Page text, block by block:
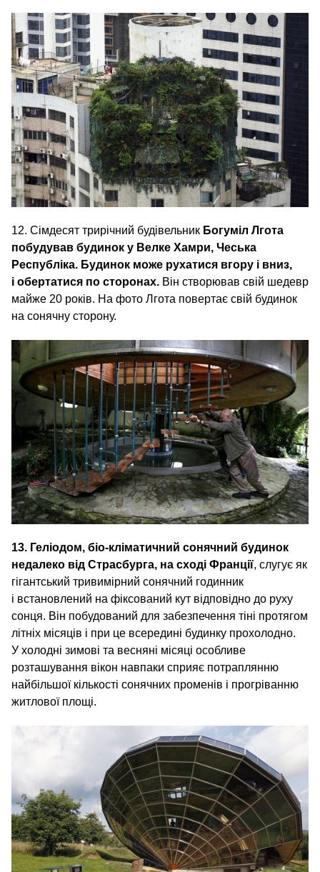
12. Сімдесят трирічний будівельник Богуміл Лгота
побудував будинок у Велке Хамри, Чеська
Республіка. Будинок може рухатися вгору і вниз,
і обертатися по сторонах. Він створював свій шедевр
майже 20 років. На фото Лгота повертає свій будинок
на сонячну сторону.
13. Геліодом, біо-кліматичний сонячний будинок
недалеко від Страсбурга, на сході Франції, слугує як
гігантський тривимірний сонячний годинник
і встановлений на фіксований кут відповідно до руху
сонця. Він побудований для забезпечення тіні протягом
літніх місяців і при це всередині будинку прохолодно.
У холодні зимові та весняні місяці особливе
розташування вікон навпаки сприяє потраплянню
найбільшої кількості сонячних променів і прогріванню
житлової площі.